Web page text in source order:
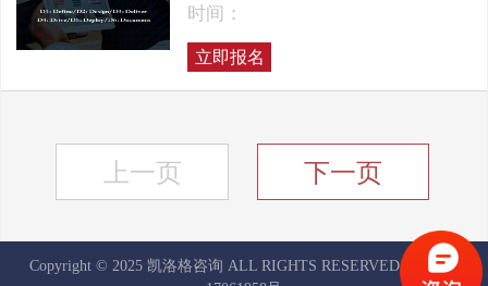
时间：
立即报名
上一页 下一页
Copyright © 2025 凯洛格咨询 ALL RIGHTS RESERVED
京ICP备